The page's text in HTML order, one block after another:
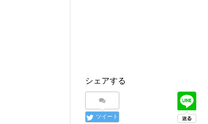
シェアする
ツイート